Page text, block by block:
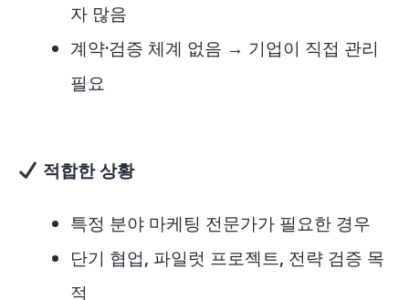
자 많음
계약·검증 체계 없음 → 기업이 직접 관리
필요
적합한 상황
특정 분야 마케팅 전문가가 필요한 경우
단기 협업, 파일럿 프로젝트, 전략 검증 목
적